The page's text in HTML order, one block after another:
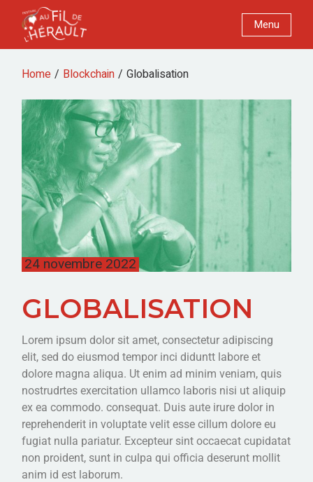
Menu
Home Blockchain Globalisation
24 novembre 2022
GLOBALISATION
Lorem ipsum dolor sit amet, consectetur adipiscing
elit, sed do eiusmod tempor inci diduntt labore et
dolore magna aliqua. Ut enim ad minim veniam, quis
nostrudrtes exercitation ullamco laboris nisi ut aliquip
ex ea commodo. consequat. Duis aute irure dolor in
reprehenderit in voluptate velit esse cillum dolore eu
fugiat nulla pariatur. Excepteur sint occaecat cupidatat
non proident, sunt in culpa qui officia deserunt mollit
anim id est laborum.